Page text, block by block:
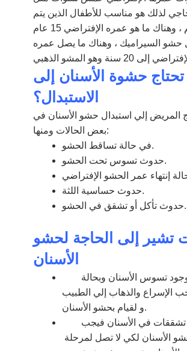
لذلك هو مناسب للأطفال الذين يتم
تغيير أسنانهم ، وهناك ما هو عمره الإفتراضي 15 عام
حشو السيراميك ، وهناك ما يصل عمره
حشوة الأسنان إلى
الاستبدال؟
المريض إلي استبدال حشو الأسنان في
بعض الحالات ومنها:
في حالة تساقط الحشو.
حدوث تسوس تحت الحشو.
حدوث حساسية اللثة.
حدوث تأكل أو تشقق في الحشو.
تشير إلى الحاجة لحشو
الأسنان
تسوس الأسنان وبحالة
الإسراع والذهاب إلي الطبيب
و لقيام بحشو الأسنان.
في الأسنان فيجب
الأسنان لكي لا تصل لمرحلة